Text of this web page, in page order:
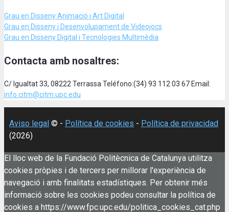
Grau en Disseny Animació i Art Digital
Grau en Disseny i Desenvolupament de Videojocs
Grau en Disseny Digital i Tecnologies Multimèdia
Contacta amb nosaltres:
C/ Igualtat 33, 08222 Terrassa Teléfono:(34) 93 112 03 67 Email:
info.citm@citm.upc.edu
Aviso legal © - Política de cookies - Política de privacidad
(2026)
El lloc web de la Fundació Politècnica de Catalunya utilitza
cookies pròpies i de tercers per millorar l'experiència de
navegació i amb finalitats estadístiques. Per obtenir més
informació sobre les cookies podeu consultar la política de
cookies a https://www.fpc.upc.edu/politica_cookies_cat.php